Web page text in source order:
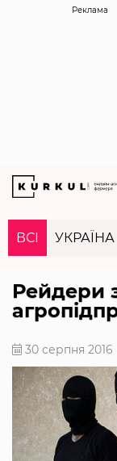
Реклама
ВСІ УКРАЇНА
Рейдери
30 серпня 2016